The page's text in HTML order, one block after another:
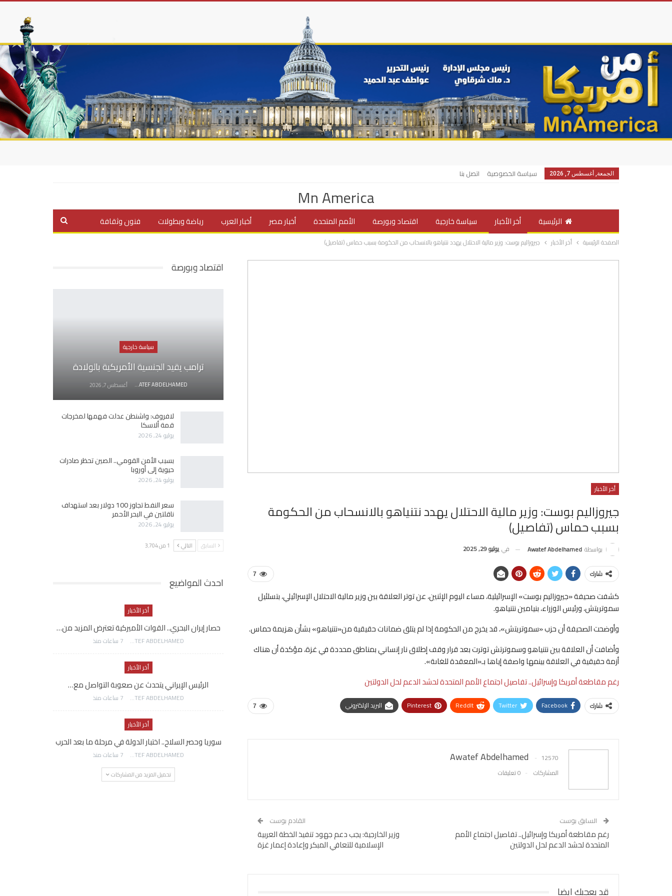
الجمعة, أغسطس 7, 2026 سياسة الخصوصية اتصل بنا
Mn America
الرئيسية أخر الأخبار سياسة خارجية اقتصاد وبورصة الأمم المتحدة أخبار مصر أخبار العرب رياضة وبطولات
فنون وثقافة
صحة وتغذية
المرأة والحياة المنح الدراسية مقالات علوم وتكنولوجيا الصفحة الرئيسية أخر الأخبار جيروزاليم بوست: وزير مالية الاحتلال يهدد نتنياهو بالانسحاب من الحكومة بسبب حماس (تفاصيل)
أخر الأخبار
جيروزاليم بوست: وزير مالية الاحتلال يهدد نتنياهو بالانسحاب من الحكومة
بسبب حماس (تفاصيل)
بواسطة Awatef Abdelhamed في يوليو 29, 2025
7 شارك
كشفت صحيفة «جيروزاليم بوست» الإسرائيلية، مساء اليوم الإثنين، عن توتر العلاقة بين وزير مالية الاحتلال الإسرائيلي، بتسلئيل
سموتريتش، ورئيس الوزراء، بنيامين نتنياهو.
وأوضحت الصحيفة أن حزب «سموتريتش»، قد يخرج من الحكومة إذا لم يتلق ضمانات حقيقية من«نتنياهو» بشأن هزيمة حماس.
وأضافت أن العلاقة بين نتنياهو وسموترتش توترت بعد قرار وقف إطلاق نار إنساني بمناطق محددة في غزة، مؤكدة أن هناك
أزمة حقيقية في العلاقة بينمها واصفة إياها بـ«المعقدة للغاىة».
رغم مقاطعة أمريكا وإسرائيل.. تفاصيل اجتماع الأمم المتحدة لحشد الدعم لحل الدولتين
7 شارك Facebook
Twitter
ReddIt
Pinterest البريد الإلكتروني
Awatef Abdelhamed
12570
المشاركات
0 تعليقات
السابق بوست
رغم مقاطعة أمريكا وإسرائيل.. تفاصيل اجتماع الأمم
المتحدة لحشد الدعم لحل الدولتين
القادم بوست
وزير الخارجية: يجب دعم جهود تنفيذ الخطة العربية
الإسلامية للتعافي المبكر وإعادة إعمار غزة
قد يعجبك ايضا
اقتصاد وبورصة
سياسة خارجية
ترامب يقيد الجنسية الأمريكية بالولادة
AWATEF ABDELHAMED أغسطس 7, 2026
لافروف: واشنطن عدلت فهمها لمخرجات
قمة ألاسكا
يوليو 24, 2026
بسبب الأمن القومي.. الصين تحظر صادرات
حيوية إلى أوروبا
يوليو 24, 2026
سعر النفط تجاوز 100 دولار بعد استهداف
ناقلتين في البحر الأحمر
يوليو 24, 2026
السابق التالي 1 من 3٬704
احدث المواضيع
أخر الأخبار
حصار إيران البحري.. القوات الأميركية تعترض المزيد من…
AWATEF ABDELHAMED 7 ساعات منذ
أخر الأخبار
الرئيس الإيراني يتحدث عن صعوبة التواصل مع…
AWATEF ABDELHAMED 7 ساعات منذ
أخر الأخبار
سوريا وحصر السلاح.. اختبار الدولة في مرحلة ما بعد الحرب
AWATEF ABDELHAMED 7 ساعات منذ
تحميل المزيد من المشاركات